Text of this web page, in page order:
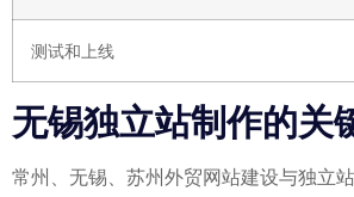
测试和上线
无锡独立站制作的关
常州、无锡、苏州外贸网站建设与独立